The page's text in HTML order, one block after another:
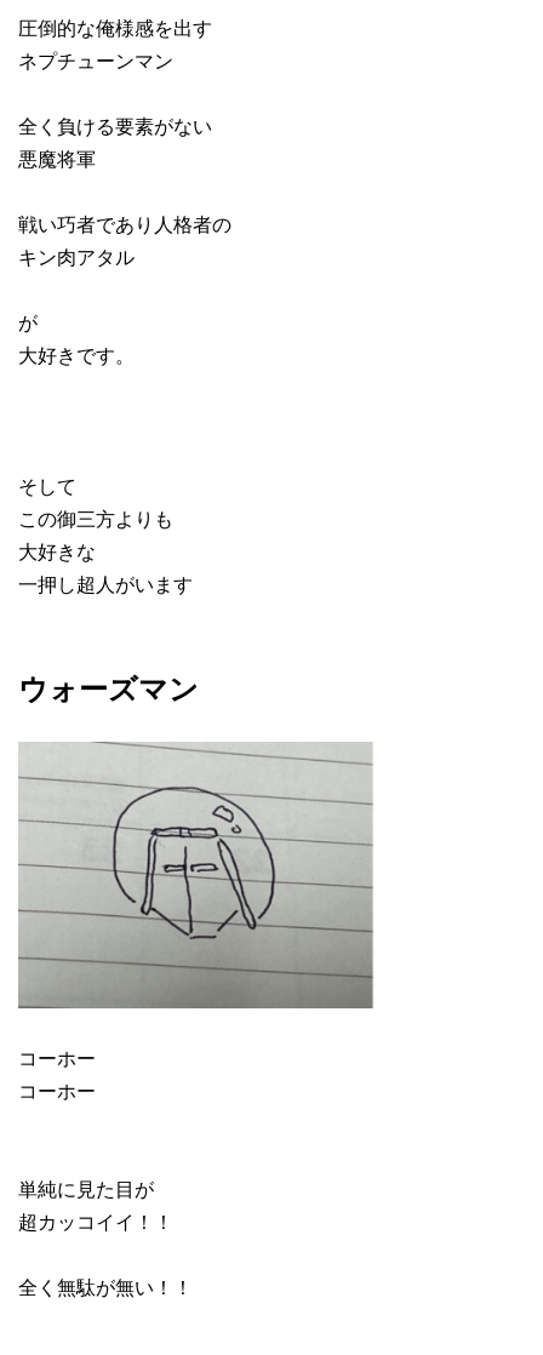
圧倒的な俺様感を出す
ネプチューンマン
全く負ける要素がない
悪魔将軍
戦い巧者であり人格者の
キン肉アタル
が
大好きです。
そして
この御三方よりも
大好きな
一押し超人がいます
ウォーズマン
コーホー
コーホー
単純に見た目が
超カッコイイ！！
全く無駄が無い！！